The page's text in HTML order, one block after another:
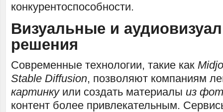
конкурентоспособности.
Визуальные и
решения
Современные технологии, такие как
Stable Diffusion, позволяют компаниям
картинкуили создать материалы из
контент более привлекательным.